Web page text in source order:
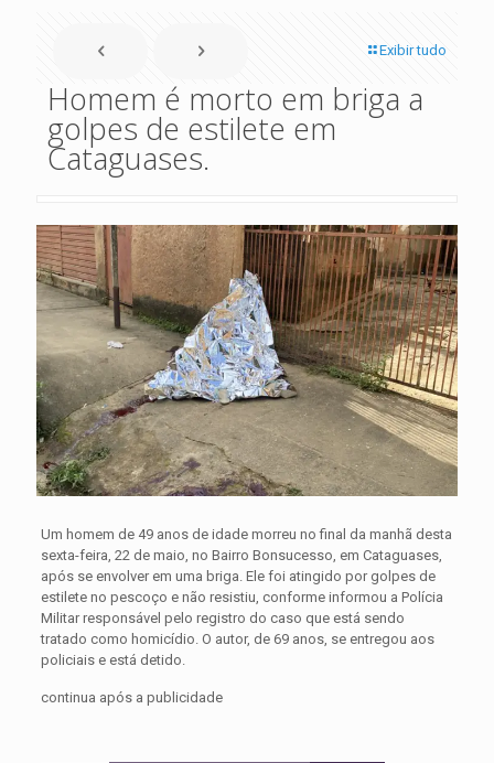
Exibir tudo
Homem é morto em briga a
golpes de estilete em
Cataguases.
Um homem de 49 anos de idade morreu no final da manhã desta
sexta-feira, 22 de maio, no Bairro Bonsucesso, em Cataguases,
após se envolver em uma briga. Ele foi atingido por golpes de
estilete no pescoço e não resistiu, conforme informou a Polícia
Militar responsável pelo registro do caso que está sendo
tratado como homicídio. O autor, de 69 anos, se entregou aos
policiais e está detido.
continua após a publicidade